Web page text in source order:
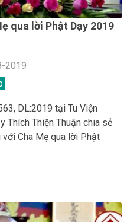
qua lời Phật Dạy 2019
2019
DL:2019 tại Tu Viện
Thích Thiện Thuận chia sẻ
Cha Mẹ qua lời Phật